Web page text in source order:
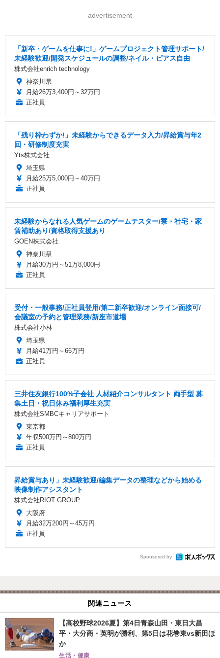
advertisement
「新卒・ゲームを仕事に!」ゲームプロジェクト管理サポート/
未経験歓迎/開発スケジュールの調整/ネイル・ピアス自由
株式会社enrich technology
神奈川県
月給26万3,400円～32万円
正社員
「残り枠わずか!」未経験からできるデータ入力/昇給賞与年2
回・研修制度充実
Yts株式会社
埼玉県
月給25万5,000円～40万円
正社員
未経験からなれる人気ゲームのゲームテスター/寮・社宅・家
賃補助あり/資格取得支援あり
GOEN株式会社
神奈川県
月給30万円～51万8,000円
正社員
受付・一般事務/正社員登用/第二新卒歓迎/オンライン面接可/
会議室の予約と管理業務/新座市道場
株式会社小林
埼玉県
月給41万円～66万円
正社員
三井住友銀行100%子会社 人材紹介コンサルタント 両手型 募
集土日・祝日休み福利厚生充実
株式会社SMBCキャリアサポート
東京都
年収500万円～800万円
正社員
昇給賞与あり」未経験歓迎/編集データの整理などから始める
映像制作アシスタント
株式会社RIOT GROUP
大阪府
月給32万200円～45万円
正社員
Sponsored by
関連ニュース
【高校野球2026夏】第4日青森山田・東日大昌
平・大分商・英明が勝利、第5日は花巻東vs新田ほ
か
生活・健康